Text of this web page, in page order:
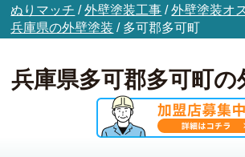
ぬりマッチ /外壁塗装工事 /外壁塗装オ
兵庫県の外壁塗装 / 多可郡多可町
兵庫県多可郡多可町の